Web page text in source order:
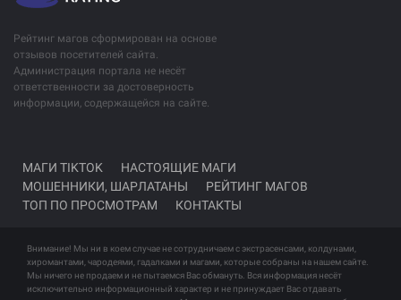
Рейтинг магов сформирован на основе
отзывов посетителей сайта.
Администрация портала не несёт
ответственности за достоверность
информации, содержащейся на сайте.
МАГИ TIKTOK
НАСТОЯЩИЕ МАГИ
МОШЕННИКИ, ШАРЛАТАНЫ
РЕЙТИНГ МАГОВ
ТОП ПО ПРОСМОТРАМ
КОНТАКТЫ
Внимание! Мы ни в коем случае не сотрудничаем с экстрасенсами, колдунами,
хиромантами, чародеями, гадалками и магами, которые собраны на нашем сайте.
Мы ничего не продаем и не пытаемся Вас обмануть. Вся информация несёт
исключительно информационный характер и не принуждает Вас отдавать